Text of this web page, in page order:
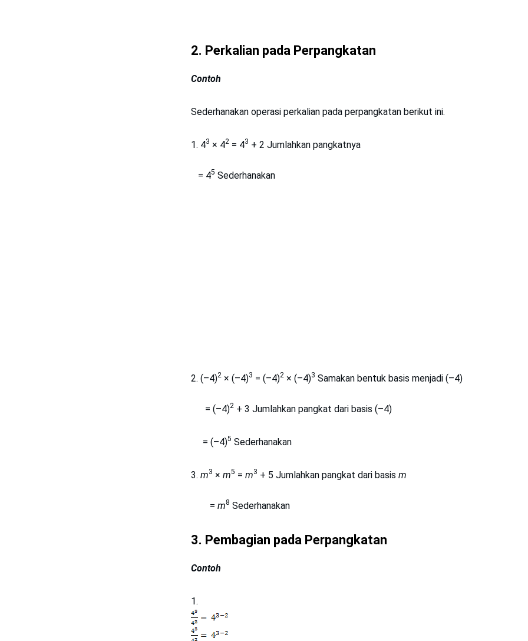
2. Perkalian pada Perpangkatan
Contoh
Sederhanakan operasi perkalian pada perpangkatan berikut ini.
43 × 42 = 43 + 2 Jumlahkan pangkatnya
= 45 Sederhanakan
(–4)2 × (–4)3 = (–4)2 × (–4)3 Samakan bentuk basis menjadi (–4)
= (–4)2 + 3 Jumlahkan pangkat dari basis (–4)
= (–4)5 Sederhanakan
m3 × m5 = m3 + 5 Jumlahkan pangkat dari basis m
= m8 Sederhanakan
3. Pembagian pada Perpangkatan
Contoh